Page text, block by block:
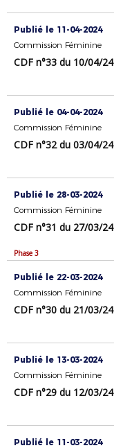
Publié le 11-04-2024
Commission Féminine
CDF n°33 du 10/04/24
Publié le 04-04-2024
Commission Féminine
CDF n°32 du 03/04/24
Publié le 28-03-2024
Commission Féminine
CDF n°31 du 27/03/24
Phase 3
Publié le 22-03-2024
Commission Féminine
CDF n°30 du 21/03/24
Publié le 13-03-2024
Commission Féminine
CDF n°29 du 12/03/24
Publié le 11-03-2024